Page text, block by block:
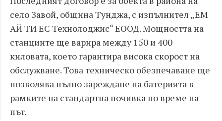
село Завой, община Тунджа, с изпълнител „ЕМ
АЙ ТИ ЕС Технолоджис“ ЕООД. Мощността на
станциите ще варира между 150 и 400
киловата, което гарантира висока скорост на
обслужване. Това техническо обезпечаване ще
позволява пълно зареждане на батерията в
рамките на стандартна почивка по време на
път.